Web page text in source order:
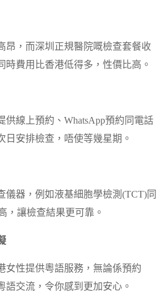
昂，而深圳正規醫院嘅檢查套餐收
時費用比香港低得多，性價比高。
供線上預約、WhatsApp預約同電話
日安排檢查，唔使等幾星期。
儀器，例如液基細胞學檢測(TCT)同
，讓檢查結果更可靠。
女性提供粵語服務，無論係預約
語交流，令你感到更加安心。